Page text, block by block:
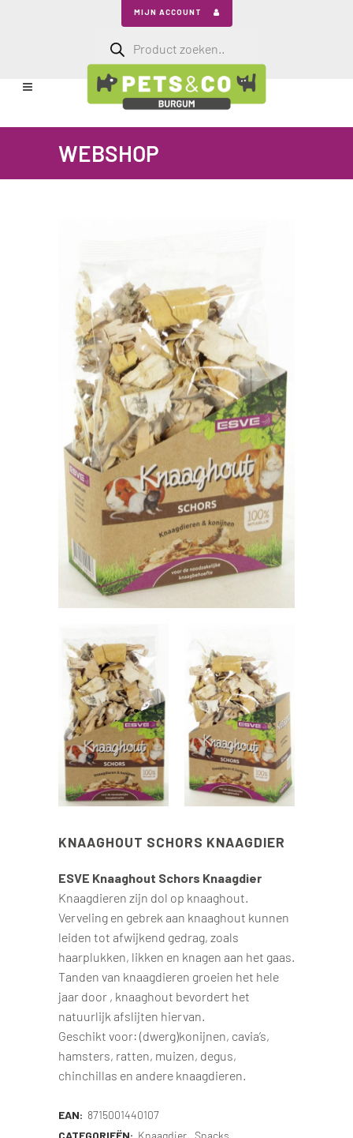
zoeken
MIJN ACCOUNT
WEBSHOP
KNAAGHOUT SCHORS KNAAGDIER
ESVE Knaaghout Schors Knaagdier
Knaagdieren zijn dol op knaaghout.
Verveling en gebrek aan knaaghout kunnen
leiden tot afwijkend gedrag, zoals
haarplukken, likken en knagen aan het gaas.
Tanden van knaagdieren groeien het hele
jaar door , knaaghout bevordert het
natuurlijk afslijten hiervan.
Geschikt voor: (dwerg)konijnen, cavia’s,
hamsters, ratten, muizen, degus,
chinchillas en andere knaagdieren.
EAN: 8715001440107